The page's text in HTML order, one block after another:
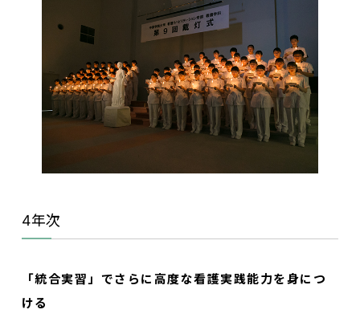
4年次
「統合実習」でさらに高度な看護実践能力を身につ
ける